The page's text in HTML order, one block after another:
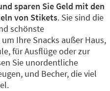
sparen Sie Geld mit den
von Stikets. Sie sind die
schönste
um Ihre Snacks außer Haus,
für Ausflüge oder zur
Sie unordentliche
und Becher, die viel